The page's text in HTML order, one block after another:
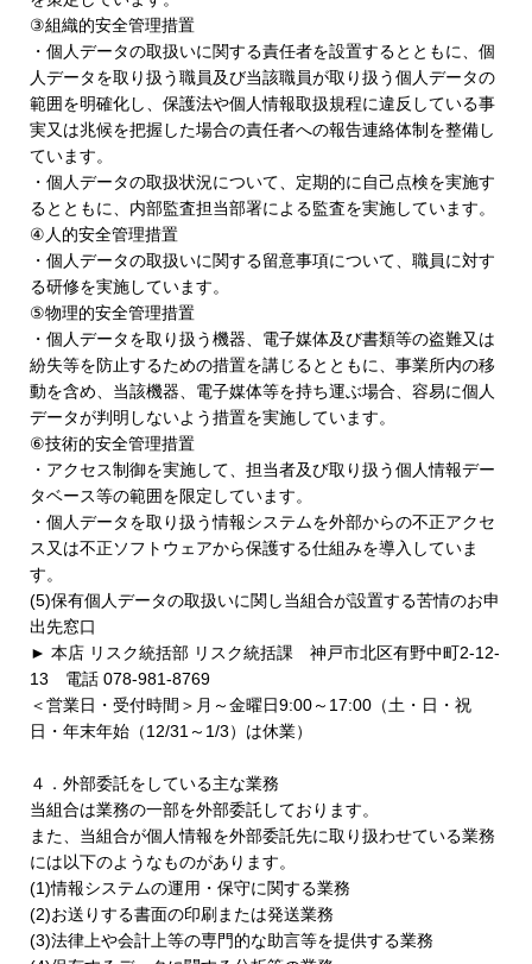
③組織的安全管理措置
・個人データの取扱いに関する責任者を設置するとともに、個
人データを取り扱う職員及び当該職員が取り扱う個人データの
範囲を明確化し、保護法や個人情報取扱規程に違反している事
実又は兆候を把握した場合の責任者への報告連絡体制を整備し
ています。
・個人データの取扱状況について、定期的に自己点検を実施す
るとともに、内部監査担当部署による監査を実施しています。
④人的安全管理措置
・個人データの取扱いに関する留意事項について、職員に対す
る研修を実施しています。
⑤物理的安全管理措置
・個人データを取り扱う機器、電子媒体及び書類等の盗難又は
紛失等を防止するための措置を講じるとともに、事業所内の移
動を含め、当該機器、電子媒体等を持ち運ぶ場合、容易に個人
データが判明しないよう措置を実施しています。
⑥技術的安全管理措置
・アクセス制御を実施して、担当者及び取り扱う個人情報デー
タベース等の範囲を限定しています。
・個人データを取り扱う情報システムを外部からの不正アクセ
ス又は不正ソフトウェアから保護する仕組みを導入していま
す。
(5)保有個人データの取扱いに関し当組合が設置する苦情のお申
出先窓口
► 本店 リスク統括部 リスク統括課 神戸市北区有野中町2-12-
13 電話 078-981-8769
＜営業日・受付時間＞月～金曜日9:00～17:00（土・日・祝
日・年末年始（12/31～1/3）は休業）
４．外部委託をしている主な業務
当組合は業務の一部を外部委託しております。
また、当組合が個人情報を外部委託先に取り扱わせている業務
には以下のようなものがあります。
(1)情報システムの運用・保守に関する業務
(2)お送りする書面の印刷または発送業務
(3)法律上や会計上等の専門的な助言等を提供する業務